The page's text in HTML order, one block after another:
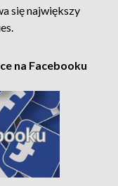
się największy
na Facebooku